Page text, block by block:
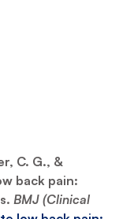
C. G., &
back pain:
BMJ (Clinical